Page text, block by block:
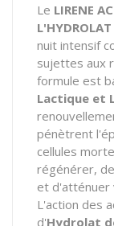
Le LIRENE
nuit intensif
sujettes aux
formule est
Lactique et
pénètrent
cellules
régénérer,
et d'atténuer
L'action des
d'Hydrolat